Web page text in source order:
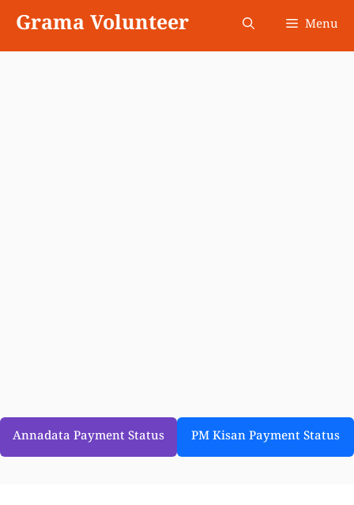
content
Grama Volunteer Menu
Annadata Payment Status PM Kisan Payment Status